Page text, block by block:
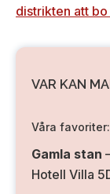
distrikten att
VAR KAN
Våra
Gamla stan
Hotell Villa